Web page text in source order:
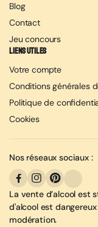
Blog
Contact
Jeu concours
Liens utiles
Votre compte
Conditions générales
Politique de
Cookies
Nos réseaux sociaux :
La vente d’alcool est
d'alcool est
modération.